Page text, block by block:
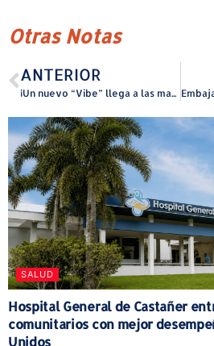
Otras Notas
ANTERIOR
¡Un nuevo “Vibe” llega a las mañanas radiales!
SALUD
Hospital General de Castañer
comunitarios con mejor
Unidos